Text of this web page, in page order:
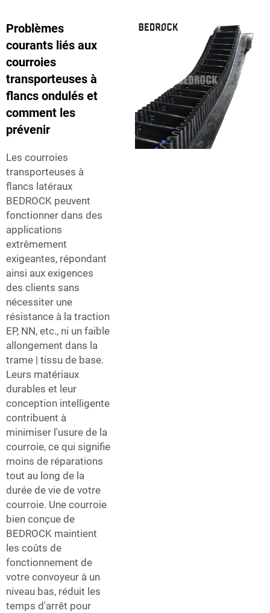
Problèmes
courants liés aux
courroies
transporteuses à
flancs ondulés et
comment les
prévenir
Les courroies
transporteuses à
flancs latéraux
BEDROCK peuvent
fonctionner dans des
applications
extrêmement
exigeantes, répondant
ainsi aux exigences
des clients sans
nécessiter une
résistance à la traction
EP, NN, etc., ni un faible
allongement dans la
trame | tissu de base.
Leurs matériaux
durables et leur
conception intelligente
contribuent à
minimiser l'usure de la
courroie, ce qui signifie
moins de réparations
tout au long de la
durée de vie de votre
courroie. Une courroie
bien conçue de
BEDROCK maintient
les coûts de
fonctionnement de
votre convoyeur à un
niveau bas, réduit les
temps d'arrêt pour